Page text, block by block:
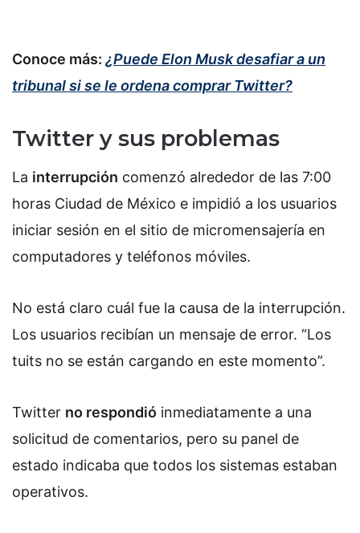
Conoce más: ¿Puede Elon Musk desafiar a un
tribunal si se le ordena comprar Twitter?
Twitter y sus problemas
La interrupción comenzó alrededor de las 7:00
horas Ciudad de México e impidió a los usuarios
iniciar sesión en el sitio de micromensajería en
computadores y teléfonos móviles.
No está claro cuál fue la causa de la interrupción.
Los usuarios recibían un mensaje de error. “Los
tuits no se están cargando en este momento”.
Twitter no respondió inmediatamente a una
solicitud de comentarios, pero su panel de
estado indicaba que todos los sistemas estaban
operativos.